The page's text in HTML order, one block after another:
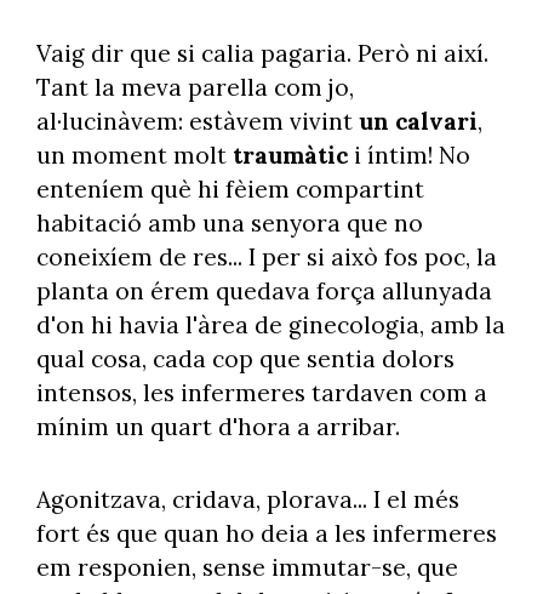
Vaig dir que si calia pagaria. Però ni així.
Tant la meva parella com jo,
al·lucinàvem: estàvem vivintun calvari,
un moment molt traumàtic i íntim! No
enteníem què hi fèiem compartint
habitació amb una senyora que no
coneixíem de res... I per si això fos poc, la
planta on érem quedava força allunyada
d'on hi havia l'àrea de ginecologia, amb la
qual cosa, cada cop que sentia dolors
intensos, les infermeres tardaven com a
mínim un quart d'hora a arribar.
Agonitzava, cridava, plorava... I el més
fort és que quan ho deia a les infermeres
em responien, sense immutar-se, que